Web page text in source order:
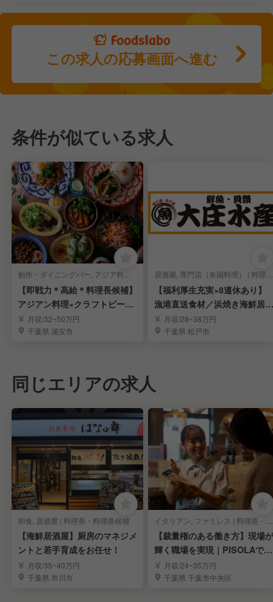
この求人の応募画面へ進む
条件が似ている求人
創作・ダイニングバー, アジア料理・エスニック | 料理長・料理長候補
【即戦力＊高給＊料理長候補】
アジアン料理×クラフトビール
のお店／新浦安
月収/32~50万円
千葉県 浦安市
居酒屋, 専門店（各国料理） | 料理長・料理長候補
【福利厚生充実×8連休あり】
漁港直送食材／浜焼き海鮮居酒
屋で料理長候補募集
月収/28~38万円
千葉県 松戸市
同じエリアの求人
和食, 居酒屋 | 料理長・料理長候補
【海鮮居酒屋】厨房のマネジメ
ントと若手育成をお任せ！
月収/35~40万円
千葉県 市川市
イタリアン, ファミレス | 料理長・料理長候補
【裁量権のある働き方】現場が
輝く職場を実現｜PISOLAで料
理長候補募集
月収/24~35万円
千葉県 千葉市中央区